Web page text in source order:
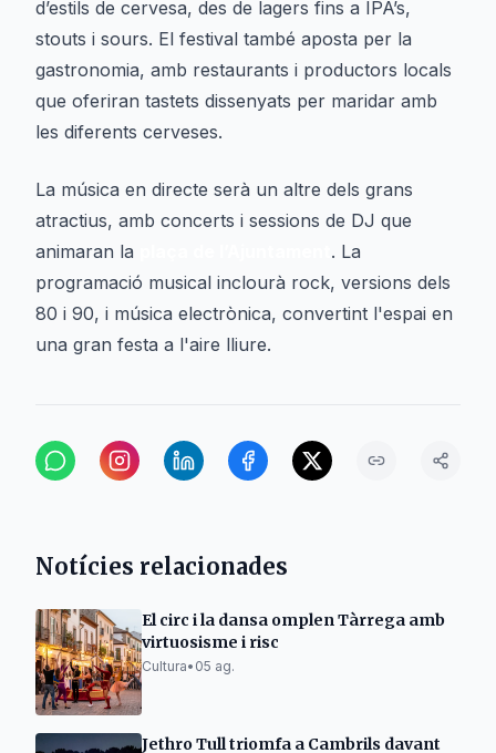
d’estils de cervesa, des de lagers fins a IPA’s,
stouts i sours. El festival també aposta per la
gastronomia, amb restaurants i productors locals
que oferiran tastets dissenyats per maridar amb
les diferents cerveses.
La música en directe serà un altre dels grans
atractius, amb concerts i sessions de DJ que
animaran la
. La
programació musical inclourà rock, versions dels
80 i 90, i música electrònica, convertint l'espai en
una gran festa a l'aire lliure.
Notícies relacionades
El circ i la dansa omplen Tàrrega amb
virtuosisme i risc
Cultura• 05 ag.
Jethro Tull triomfa a Cambrils davant